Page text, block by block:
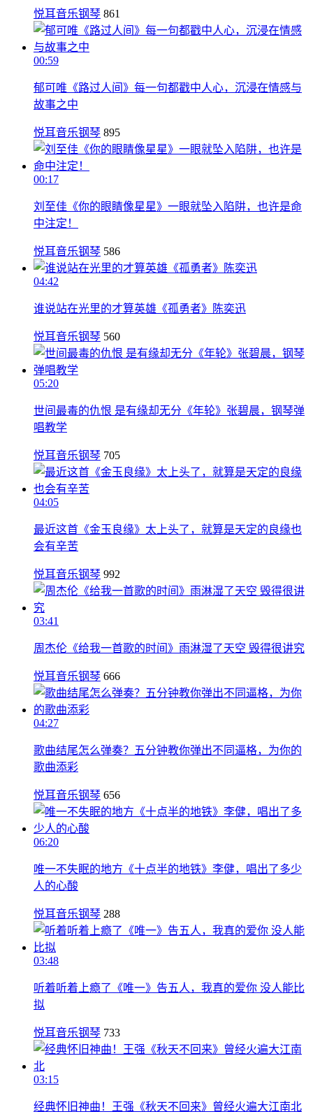
悦耳音乐钢琴 861
00:59
郁可唯《路过人间》每一句都戳中人心，沉浸在情感与
故事之中
悦耳音乐钢琴 895
00:17
刘至佳《你的眼睛像星星》一眼就坠入陷阱，也许是命
中注定！
悦耳音乐钢琴 586
04:42
谁说站在光里的才算英雄《孤勇者》陈奕迅
悦耳音乐钢琴 560
05:20
世间最毒的仇恨 是有缘却无分《年轮》张碧晨，钢琴弹
唱教学
悦耳音乐钢琴 705
04:05
最近这首《金玉良缘》太上头了，就算是天定的良缘也
会有辛苦
悦耳音乐钢琴 992
03:41
周杰伦《给我一首歌的时间》雨淋湿了天空 毁得很讲究
悦耳音乐钢琴 666
04:27
歌曲结尾怎么弹奏？五分钟教你弹出不同逼格，为你的
歌曲添彩
悦耳音乐钢琴 656
06:20
唯一不失眠的地方《十点半的地铁》李健，唱出了多少
人的心酸
悦耳音乐钢琴 288
03:48
听着听着上瘾了《唯一》告五人，我真的爱你 没人能比
拟
悦耳音乐钢琴 733
03:15
经典怀旧神曲！王强《秋天不回来》曾经火遍大江南北